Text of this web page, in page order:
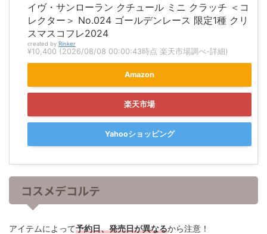
イヴ・サンローラン クチュール ミニ クラッチ ＜コ
レクター＞ No.024 ゴールデンレース 限定1種 クリ
スマスコフレ2024
created by Rinker
¥10,400 (2026/08/08 00:00:43時点 楽天市場調べ-詳細)
Amazon
楽天市場
Yahooショッピング
コスメデコルテ
アイテムによって予約日、発売日が異なるから注意！